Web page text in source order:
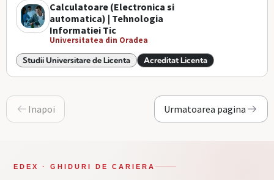
Calculatoare (Electronica si
automatica) | Tehnologia
Informatiei Tic
Universitatea din Oradea
Studii Universitare de Licenta Acreditat Licenta
Inapoi Urmatoarea pagina
EDEX · GHIDURI DE CARIERA